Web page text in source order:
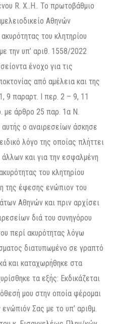
R. X..H.. Το πρωτοβάθμιο
Αθηνών
του κλητηρίου
την υπ’ αριθ. 1558/2022
ένοχο για τις
από αμέλεια και της
9 παραρτ. Ι περ. 2 – 9, 11
άρθρο 25 παρ. 1α Ν.
ο αναιρεσείων άσκησε
λόγο της οποίας πλήττει
και για την εσφαλμένη
του κλητηρίου
της έφεσης ενώπιον του
Αθηνών και πριν αρχίσει
διά του συνηγόρου
περί ακυρότητας λόγω
διατυπωμένο σε γραπτό
και καταχωρήθηκε στα
τα εξής: Εκδικάζεται
μου στην οποία φέρομαι
Σας με το υπ’ αριθμ.